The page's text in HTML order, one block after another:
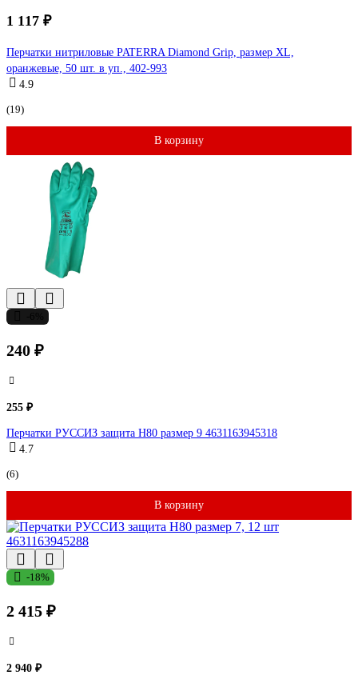
1 117 ₽
Перчатки нитриловые PATERRA Diamond Grip, размер XL,
оранжевые, 50 шт. в уп., 402-993
4.9
(19)
В корзину
240 ₽
255 ₽
Перчатки РУССИЗ защита Н80 размер 9 4631163945318
4.7
(6)
В корзину
-18%
2 415 ₽
2 940 ₽